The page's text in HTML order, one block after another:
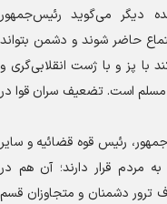
دیگر می‌گوید رئیس‌جمهور
حاضر شوند و دشمن بتواند
با پز و با ژست انقلابی‌گری و
مسلم است. تضعیف سران قوا در
رئیس قوه قضائیه و سایر
مردم قرار دارند؛ آن هم در
دشمنان و متجاوزان قسم